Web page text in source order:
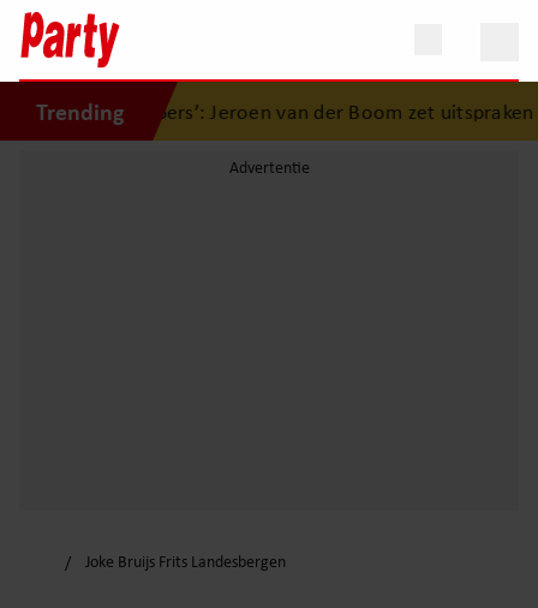
Trending
van ‘De Toppers’: Jeroen van der Boom zet uitspraken
Joke Bruijs Frits Landesbergen